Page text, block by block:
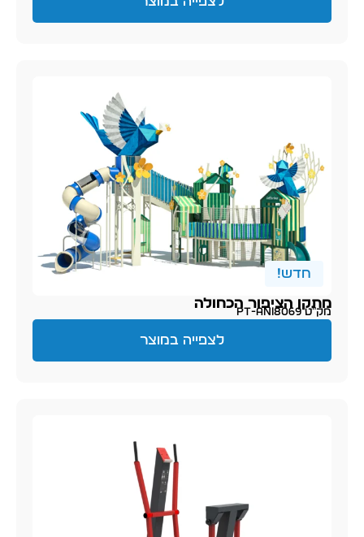
חדש!
מתקן הציפור הכחולה
מק״ט PT-ani8069
לצפייה במוצר